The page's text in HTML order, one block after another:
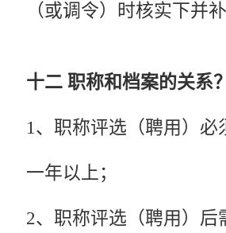
（或调令）时核实下并
十二 职称和档案的关系
1、职称评选（聘用）
一年以上；
2、职称评选（聘用）